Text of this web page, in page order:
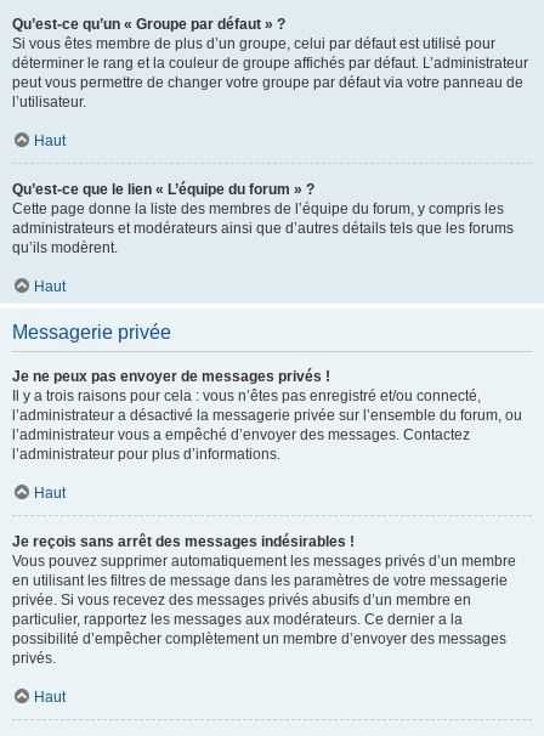
Qu’est-ce qu’un « Groupe par défaut » ?
Si vous êtes membre de plus d’un groupe, celui par défaut est utilisé pour
déterminer le rang et la couleur de groupe affichés par défaut. L’administrateur
peut vous permettre de changer votre groupe par défaut via votre panneau de
l’utilisateur.
Haut
Qu’est-ce que le lien « L’équipe du forum » ?
Cette page donne la liste des membres de l’équipe du forum, y compris les
administrateurs et modérateurs ainsi que d’autres détails tels que les forums
qu’ils modèrent.
Haut
Messagerie privée
Je ne peux pas envoyer de messages privés !
Il y a trois raisons pour cela : vous n’êtes pas enregistré et/ou connecté,
l’administrateur a désactivé la messagerie privée sur l’ensemble du forum, ou
l’administrateur vous a empêché d’envoyer des messages. Contactez
l’administrateur pour plus d’informations.
Haut
Je reçois sans arrêt des messages indésirables !
Vous pouvez supprimer automatiquement les messages privés d’un membre
en utilisant les filtres de message dans les paramètres de votre messagerie
privée. Si vous recevez des messages privés abusifs d’un membre en
particulier, rapportez les messages aux modérateurs. Ce dernier a la
possibilité d’empêcher complètement un membre d’envoyer des messages
privés.
Haut